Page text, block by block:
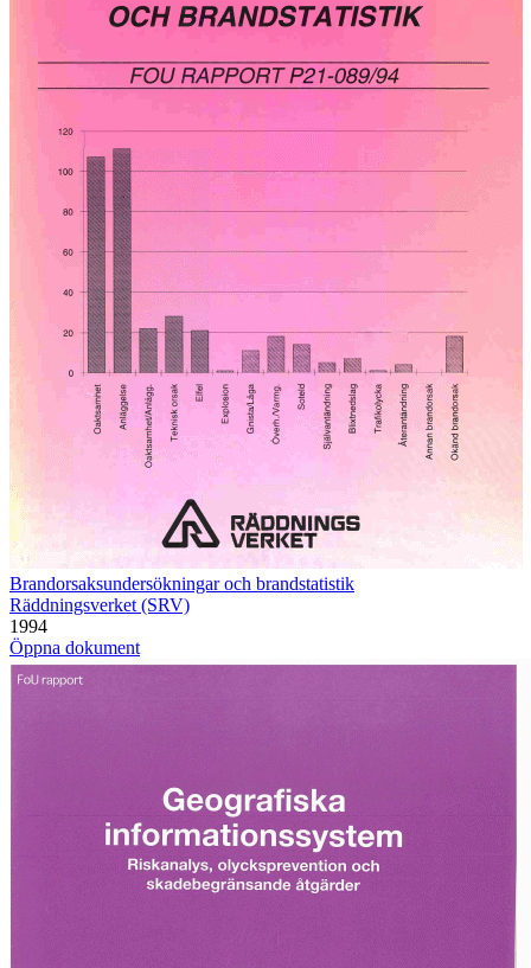
Brandorsaksundersökningar och brandstatistik
Räddningsverket (SRV)
1994
Öppna dokument